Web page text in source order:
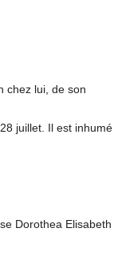
chez lui, de son
juillet. Il est inhumé
Dorothea Elisabeth